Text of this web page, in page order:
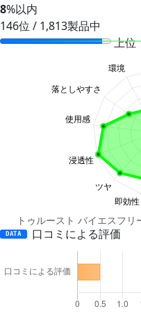
8%以内
146位 / 1,813製品中
上位
トゥルースト バイエスフ
DATA 口コミによる評価